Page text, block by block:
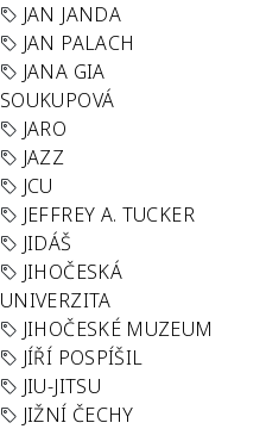
JAN JANDA
JAN PALACH
JANA GIA
SOUKUPOVÁ
JARO
JAZZ
JCU
JEFFREY A. TUCKER
JIDÁŠ
JIHOČESKÁ
UNIVERZITA
JIHOČESKÉ MUZEUM
JÍŘÍ POSPÍŠIL
JIU-JITSU
JIŽNÍ ČECHY